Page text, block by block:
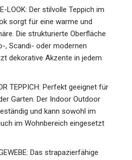
LOOK: Der stilvolle Teppich im
sorgt für eine warme und
Die strukturierte Oberfläche
, Scandi- oder modernen
dekorative Akzente in jedem
TEPPICH: Perfekt geeignet für
Garten. Der Indoor Outdoor
und kann sowohl im
im Wohnbereich eingesetzt
Das strapazierfähige